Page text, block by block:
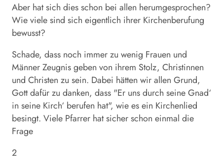
Aber hat sich dies schon bei allen herumgesprochen?
Wie viele sind sich eigentlich ihrer Kirchenberufung
bewusst?
Schade, dass noch immer zu wenig Frauen und
Männer Zeugnis geben von ihrem Stolz, Christinnen
und Christen zu sein. Dabei hätten wir allen Grund,
Gott dafür zu danken, dass "Er uns durch seine Gnad‘
in seine Kirch‘ berufen hat", wie es ein Kirchenlied
besingt. Viele Pfarrer hat sicher schon einmal die
Frage
2